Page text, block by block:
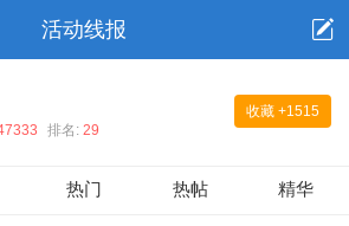
活动线报
收藏 +1515
排名: 29
热门 热帖 精华